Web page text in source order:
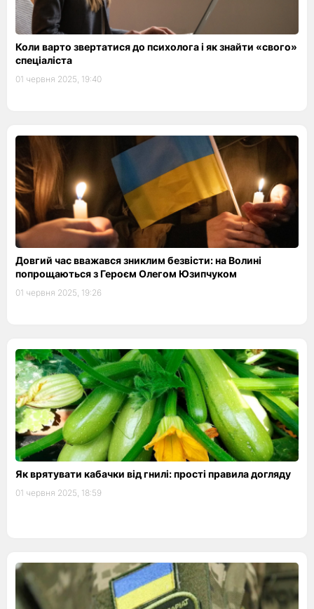
Коли варто звертатися до психолога і як знайти «свого»
спеціаліста
01 червня 2025, 19:40
Довгий час вважався зниклим безвісти: на Волині
попрощаються з Героєм Олегом Юзипчуком
01 червня 2025, 19:26
Як врятувати кабачки від гнилі: прості правила догляду
01 червня 2025, 18:59